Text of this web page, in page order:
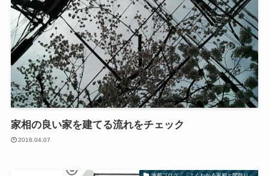
家相の良い家を建てる流れをチェック
2016.04.07